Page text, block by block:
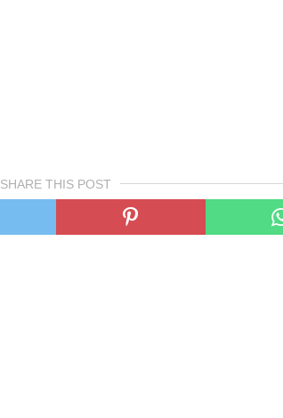
SHARE THIS POST